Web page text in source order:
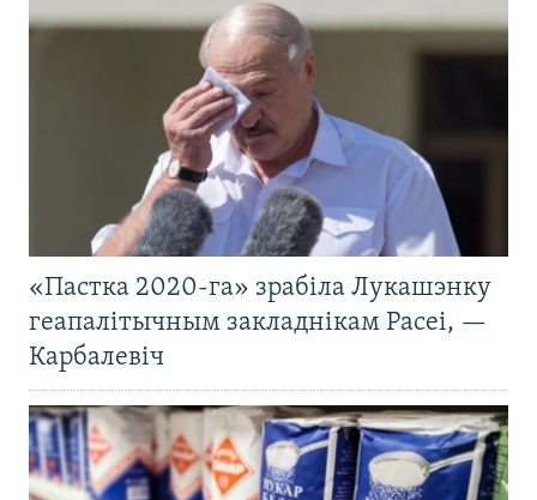
«Пастка 2020-га» зрабіла Лукашэнку
геапалітычным закладнікам Расеі, —
Карбалевіч